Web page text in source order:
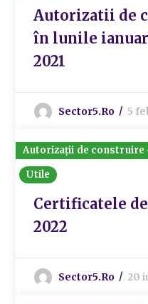
Autorizatii de
în lunile
2021
Sector5.ro 5
Autorizații de construire
Utile
Certificatele
2022
Sector5.ro 20